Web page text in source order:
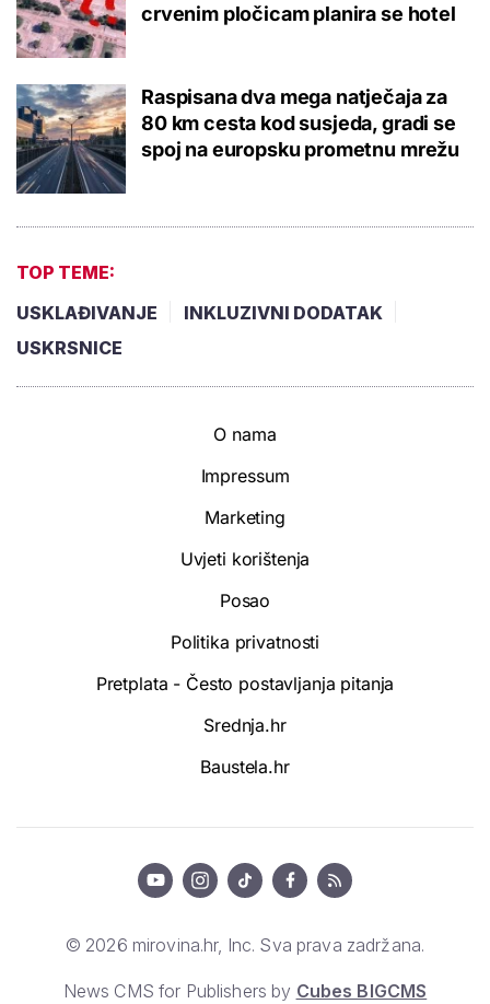
crvenim pločicam planira se hotel
Raspisana dva mega natječaja za
80 km cesta kod susjeda, gradi se
spoj na europsku prometnu mrežu
TOP TEME:
USKLAĐIVANJE
INKLUZIVNI DODATAK
USKRSNICE
O nama
Impressum
Marketing
Uvjeti korištenja
Posao
Politika privatnosti
Pretplata - Često postavljanja pitanja
Srednja.hr
Baustela.hr
© 2026 mirovina.hr, Inc. Sva prava zadržana.
News CMS for Publishers by Cubes BIGCMS